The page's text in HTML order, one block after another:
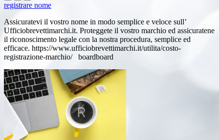
registrare nome
Assicuratevi il vostro nome in modo semplice e veloce sull’
Ufficiobrevettimarchi.it. Proteggete il vostro marchio ed assicuratene
il riconoscimento legale con la nostra procedura, semplice ed
efficace. https://www.ufficiobrevettimarchi.it/utilita/costo-
registrazione-marchio/ boardboard